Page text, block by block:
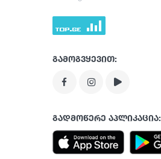
გამოგვყევით:
გადმოწერე აპლიკაცია: